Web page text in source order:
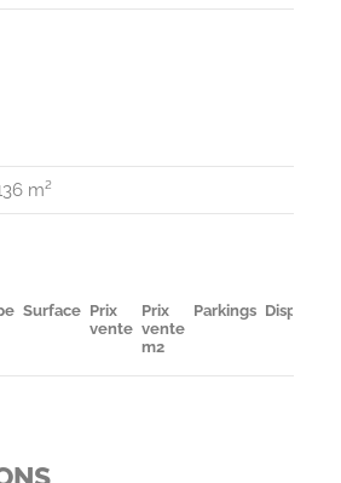
m²
Surface Prix
vente
Prix
vente
m2
Parkings